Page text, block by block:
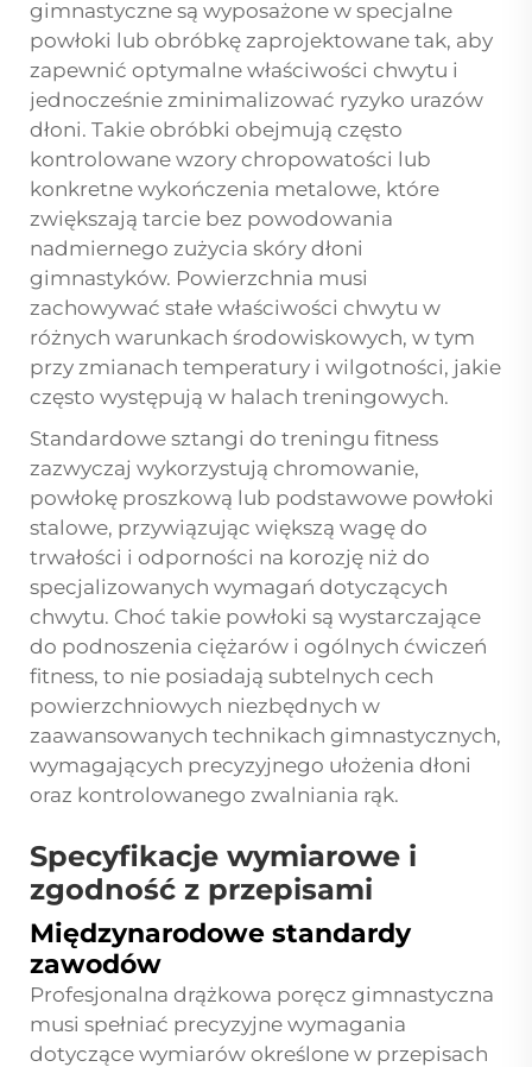
gimnastyczne są wyposażone w specjalne
powłoki lub obróbkę zaprojektowane tak, aby
zapewnić optymalne właściwości chwytu i
jednocześnie zminimalizować ryzyko urazów
dłoni. Takie obróbki obejmują często
kontrolowane wzory chropowatości lub
konkretne wykończenia metalowe, które
zwiększają tarcie bez powodowania
nadmiernego zużycia skóry dłoni
gimnastyków. Powierzchnia musi
zachowywać stałe właściwości chwytu w
różnych warunkach środowiskowych, w tym
przy zmianach temperatury i wilgotności, jakie
często występują w halach treningowych.
Standardowe sztangi do treningu fitness
zazwyczaj wykorzystują chromowanie,
powłokę proszkową lub podstawowe powłoki
stalowe, przywiązując większą wagę do
trwałości i odporności na korozję niż do
specjalizowanych wymagań dotyczących
chwytu. Choć takie powłoki są wystarczające
do podnoszenia ciężarów i ogólnych ćwiczeń
fitness, to nie posiadają subtelnych cech
powierzchniowych niezbędnych w
zaawansowanych technikach gimnastycznych,
wymagających precyzyjnego ułożenia dłoni
oraz kontrolowanego zwalniania rąk.
Specyfikacje wymiarowe i
zgodność z przepisami
Międzynarodowe standardy
zawodów
Profesjonalna drążkowa poręcz gimnastyczna
musi spełniać precyzyjne wymagania
dotyczące wymiarów określone w przepisach